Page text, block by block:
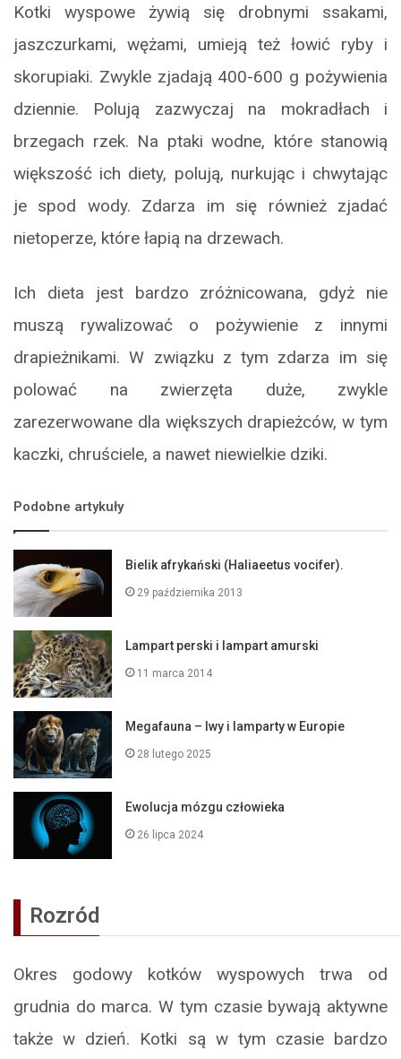
Kotki wyspowe żywią się drobnymi ssakami,
jaszczurkami, wężami, umieją też łowić ryby i
skorupiaki. Zwykle zjadają 400-600 g pożywienia
dziennie. Polują zazwyczaj na mokradłach i
brzegach rzek. Na ptaki wodne, które stanowią
większość ich diety, polują, nurkując i chwytając
je spod wody. Zdarza im się również zjadać
nietoperze, które łapią na drzewach.
Ich dieta jest bardzo zróżnicowana, gdyż nie
muszą rywalizować o pożywienie z innymi
drapieżnikami. W związku z tym zdarza im się
polować na zwierzęta duże, zwykle
zarezerwowane dla większych drapieżców, w tym
kaczki, chruściele, a nawet niewielkie dziki.
Podobne artykuły
Bielik afrykański (Haliaeetus vocifer).
29 października 2013
Lampart perski i lampart amurski
11 marca 2014
Megafauna – lwy i lamparty w Europie
28 lutego 2025
Ewolucja mózgu człowieka
26 lipca 2024
Rozród
Okres godowy kotków wyspowych trwa od
grudnia do marca. W tym czasie bywają aktywne
także w dzień. Kotki są w tym czasie bardzo